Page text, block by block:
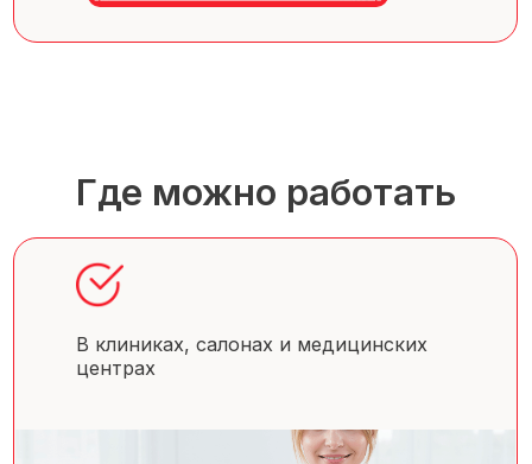
Где можно работать
В клиниках, салонах и медицинских
центрах